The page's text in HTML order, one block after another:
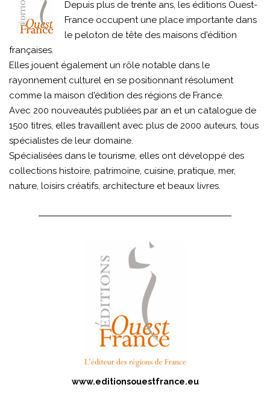
Depuis plus de trente ans, les éditions Ouest-
France occupent une place importante dans
le peloton de tête des maisons d'édition
françaises.
Elles jouent également un rôle notable dans le
rayonnement culturel en se positionnant résolument
comme la maison d'édition des régions de France.
Avec 200 nouveautés publiées par an et un catalogue de
1500 titres, elles travaillent avec plus de 2000 auteurs, tous
spécialistes de leur domaine.
Spécialisées dans le tourisme, elles ont développé des
collections histoire, patrimoine, cuisine, pratique, mer,
nature, loisirs créatifs, architecture et beaux livres.
www.editionsouestfrance.eu